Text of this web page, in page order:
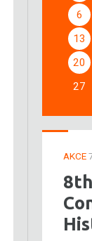
6
13
20
27
AKCE